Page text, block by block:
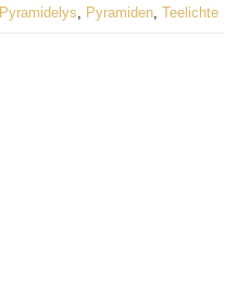
Pyramidelys, Pyramiden, Teelichte